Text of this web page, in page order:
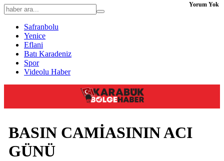
Safranbolu
Yenice
Eflani
Batı Karadeniz
Spor
Videolu Haber
BASIN CAMİASININ ACI
GÜNÜ
Yorum Yok